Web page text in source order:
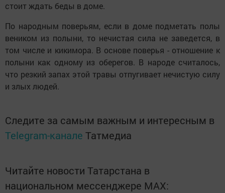
стоит ждать беды в доме.
По народным поверьям, если в доме подметать полы
веником из полыни, то нечистая сила не заведется, в
том числе и кикимора. В основе поверья - отношение к
полыни как одному из оберегов. В народе считалось,
что резкий запах этой травы отпугивает нечистую силу
и злых людей.
Следите за самым важным и интересным в
Telegram-канале Татмедиа
Читайте новости Татарстана в
национальном мессенджере MАХ: